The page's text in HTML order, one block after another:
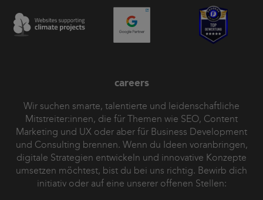
careers
Wir suchen smarte, talentierte und leidenschaftliche
Mitstreiter:innen, die für Themen wie SEO, Content
Marketing und UX oder aber für Business Development
und Consulting brennen. Wenn du Ideen voranbringen,
digitale Strategien entwickeln und innovative Konzepte
umsetzen möchtest, bist du bei uns richtig. Bewirb dich
initiativ oder auf eine unserer offenen Stellen: